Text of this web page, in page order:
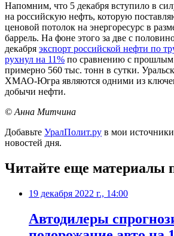
Напомним, что 5 декабря вступило в
на российскую нефть, которую
ценовой потолок на энергоресурс в
баррель. На фоне этого за две с
декабря экспорт российской нефти по
рухнул на 11% по сравнению с прошлым
примерно 560 тыс. тонн в сутки.
ХМАО-Югра являются одними из
добычи нефти.
© Анна Митчина
Добавьте УралПолит.ру в мои
новостей дня.
Читайте еще материалы
19 декабря 2022 г., 14:00
Автодилеры